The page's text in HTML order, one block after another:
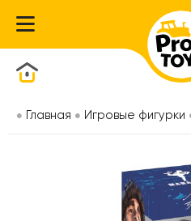
Главная Игровые фигурки
Каталог товаров